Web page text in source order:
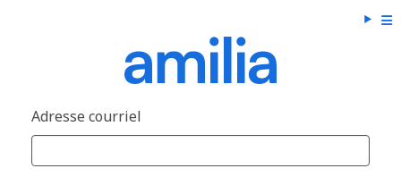
Adresse courriel